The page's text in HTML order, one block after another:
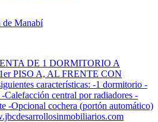
de Manabí
DE 1 DORMITORIO A
PISO A, AL FRENTE CON
características: -1 dormitorio -
central por radiadores -
-Opcional cochera (portón automático)